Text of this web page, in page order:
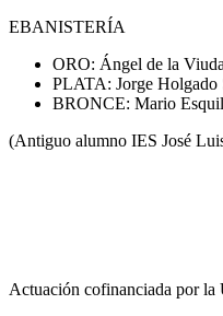
EBANISTERÍA
ORO: Ángel de la
PLATA: Jorge Holgado
BRONCE: Mario
(Antiguo alumno IES José
Actuación cofinanciada por